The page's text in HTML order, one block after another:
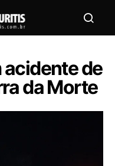
acidente de
da Morte